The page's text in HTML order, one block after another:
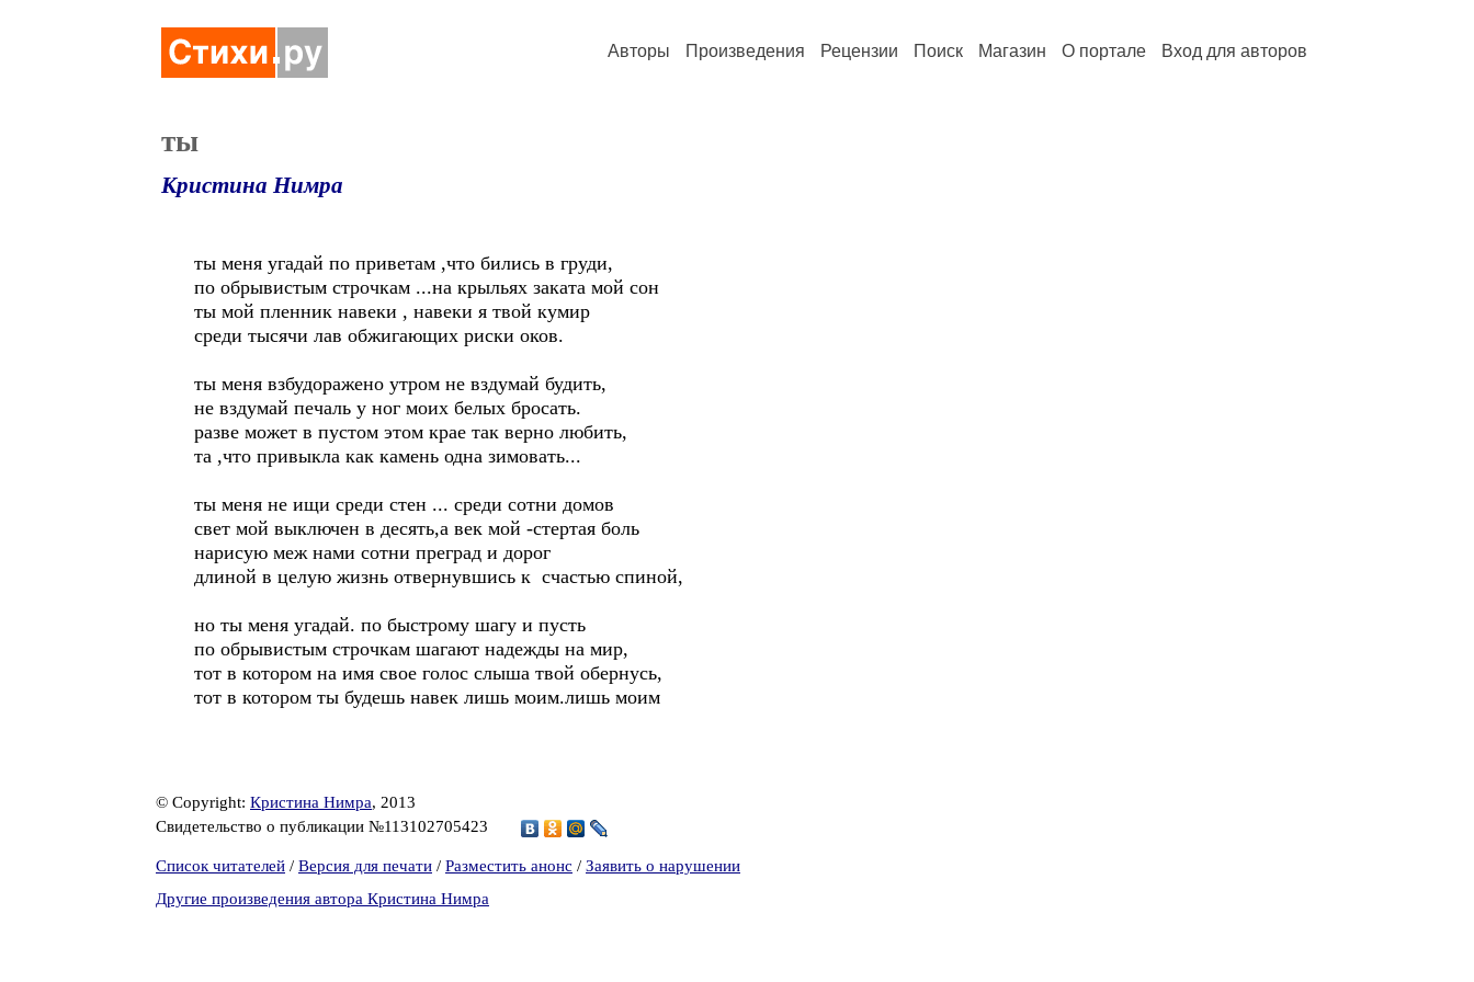
Авторы Произведения Рецензии Поиск Магазин О портале Вход для авторов
ты
Кристина Нимра
ты меня угадай по приветам ,что бились в груди,
по обрывистым строчкам ...на крыльях заката мой сон
ты мой пленник навеки , навеки я твой кумир
среди тысячи лав обжигающих риски оков.
ты меня взбудоражено утром не вздумай будить,
не вздумай печаль у ног моих белых бросать.
разве может в пустом этом крае так верно любить,
та ,что привыкла как камень одна зимовать...
ты меня не ищи среди стен ... среди сотни домов
свет мой выключен в десять,а век мой -стертая боль
нарисую меж нами сотни преград и дорог
длиной в целую жизнь отвернувшись к счастью спиной,
но ты меня угадай. по быстрому шагу и пусть
по обрывистым строчкам шагают надежды на мир,
тот в котором на имя свое голос слыша твой обернусь,
тот в котором ты будешь навек лишь моим.лишь моим
© Copyright: Кристина Нимра, 2013
Свидетельство о публикации №113102705423
Список читателей / Версия для печати / Разместить анонс / Заявить о нарушении
Другие произведения автора Кристина Нимра